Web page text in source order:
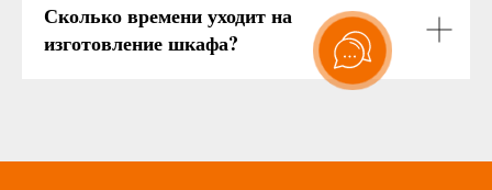
Сколько времени уходит на
изготовление шкафа?